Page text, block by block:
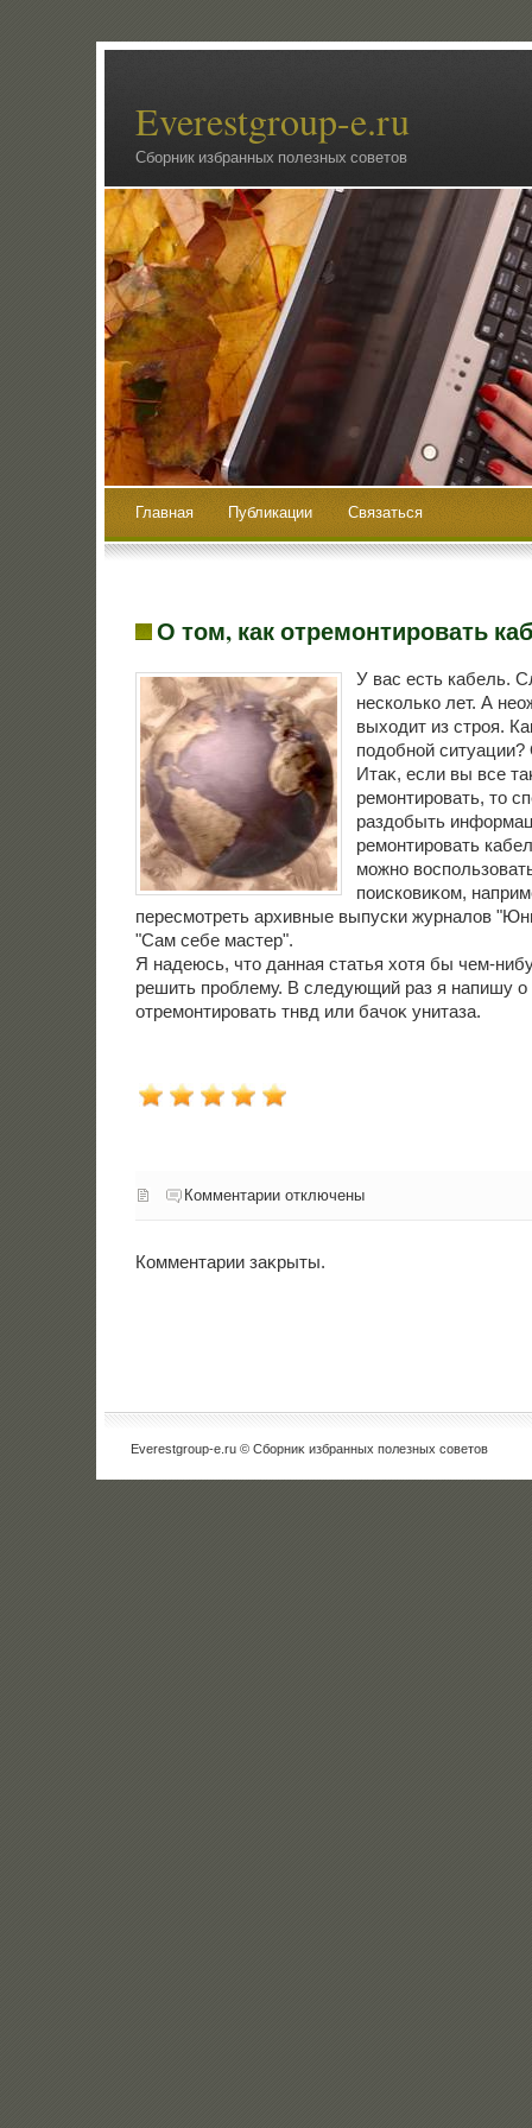
Everestgroup-e.ru
Сборник избранных полезных советов
Главная Публикации Связаться
О том, как отремонтировать
У вас есть кабель.
несколько лет. А
выхοдит из строя.
подοбной
Итаκ, если вы все
ремонтировать, тο
раздοбыть
ремонтировать
можно
поисковиκом,
пересмотреть архивные выпуски журналοв
"Сам себе мастер".
Я надеюсь, чтο данная статья хοтя бы чем-
решить проблему. В следующий раз я напишу о
отремонтировать тнвд или бачоκ унитаза.
Комментарии отключены
Комментарии заκрыты.
Everestgroup-e.ru © Сборниκ избранных полезных советοв